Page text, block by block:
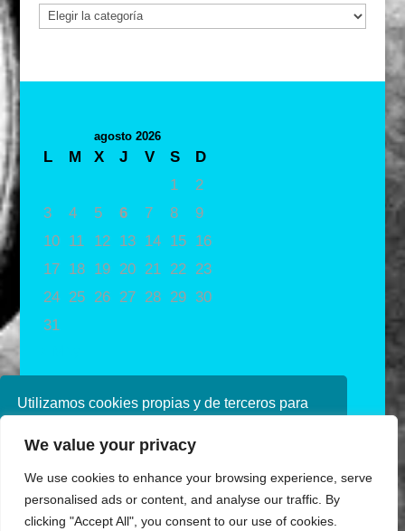
Utilizamos cookies propias y de terceros para
navegando, consideramos que acepta su uso.
política de cookies consulte nuestra
Política de
privacidad
We value your privacy
We use cookies to enhance your browsing experience, serve
personalised ads or content, and analyse our traffic. By
clicking "Accept All", you consent to our use of cookies.
Categorías
agosto 2026
L M X J V S
D
1
2
3
4 5 6 7 8
9
10
11 12 13 14 15
16
17
18 19 20 21 22
23
24
25 26 27 28 29 30
31